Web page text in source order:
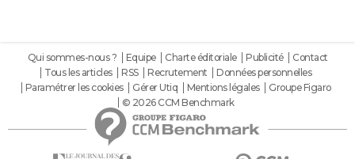
Qui sommes-nous ? Equipe Charte éditoriale Publicité
Contact
Tous les articles
RSS Recrutement
Données personnelles
Paramétrer les cookies
Gérer Utiq Mentions légales
Groupe Figaro
© 2026 CCM Benchmark